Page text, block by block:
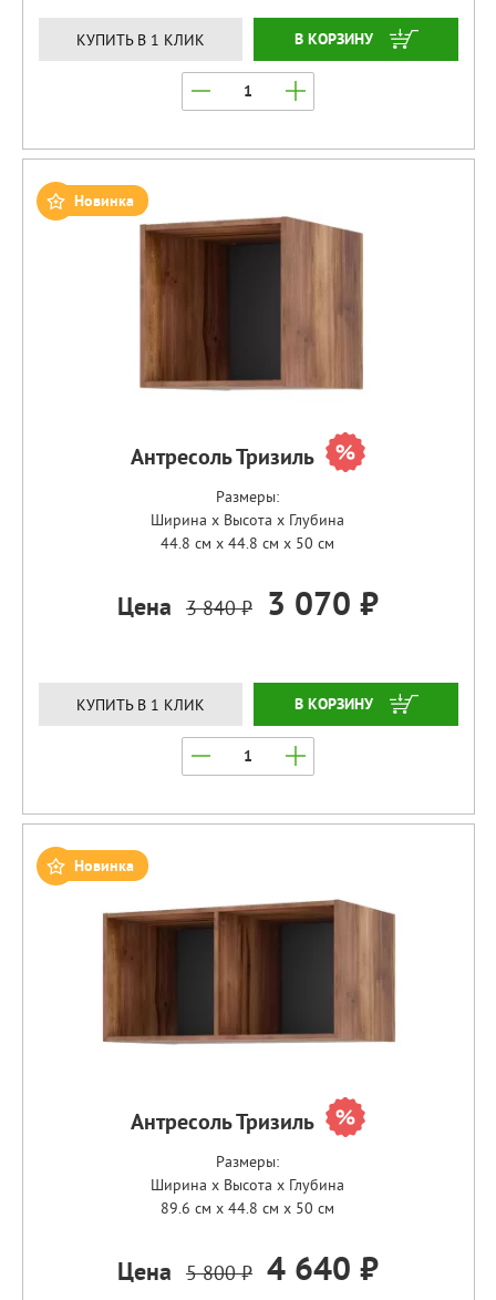
КУПИТЬ В 1 КЛИК ЗАКАЗАТЬ
Новинка
Антресоль Тризиль
Размеры:
Ширина x Высота x Глубина
44.8 см x 44.8 см x 50 см
Цена 3 840 ₽ 3 070 ₽
КУПИТЬ В 1 КЛИК ЗАКАЗАТЬ
Новинка
Антресоль Тризиль
Размеры:
Ширина x Высота x Глубина
89.6 см x 44.8 см x 50 см
Цена 5 800 ₽ 4 640 ₽